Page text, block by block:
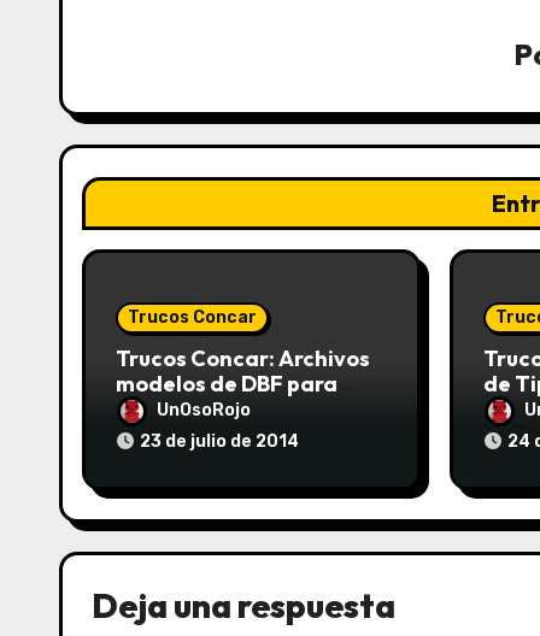
Trucos Concar
Trucos Concar: Archivos
modelos de DBF para
Transferencia de Datos
(Códigos de Anexos y
Movimientos)
UnOsoRojo
23 de julio de 2014
de
24
Deja una respuesta